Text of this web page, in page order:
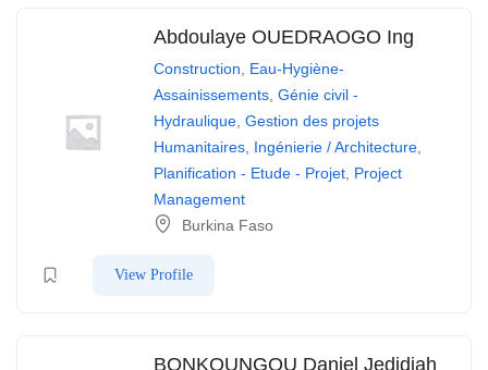
Abdoulaye OUEDRAOGO Ing
Construction, Eau-Hygiène-
Assainissements, Génie civil -
Hydraulique, Gestion des projets
Humanitaires, Ingénierie / Architecture,
Planification - Etude - Projet, Project
Management
Burkina Faso
View Profile
BONKOUNGOU Daniel Jedidiah